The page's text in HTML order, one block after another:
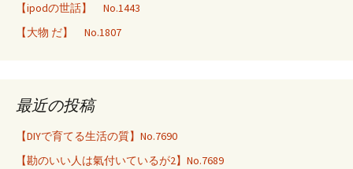
【ipodの世話】 No.1443
【大物 だ】 No.1807
最近の投稿
【DIYで育てる生活の質】No.7690
【勘のいい人は氣付いているが2】No.7689